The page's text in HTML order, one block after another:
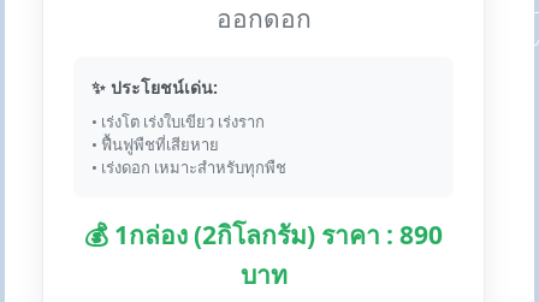
ออกดอก
✨ ประโยชน์เด่น:
• เร่งโต เร่งใบเขียว เร่งราก
• ฟื้นฟูพืชที่เสียหาย
• เร่งดอก เหมาะสำหรับทุกพืช
💰 1กล่อง (2กิโลกรัม) ราคา : 890
บาท